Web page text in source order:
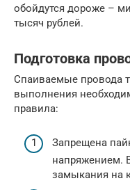
обойдутся дороже –
тысяч рублей.
Подготовка
Спаиваемые провода
выполнения
правила:
Запрещена
напряжением.
замыкания на